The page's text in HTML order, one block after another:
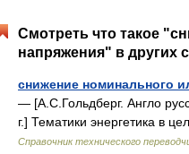
Смотреть что такое
напряжения" в других
снижение номинального
— [А.С.Гольдберг. Англо
г.] Тематики энергетика в
Справочник технического